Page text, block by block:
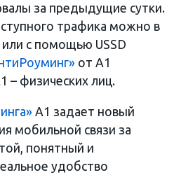
за предыдущие сутки.
трафика можно в
с помощью USSD
от А1
– физических лиц.
A1 задает новый
мобильной связи за
понятный и
удобство